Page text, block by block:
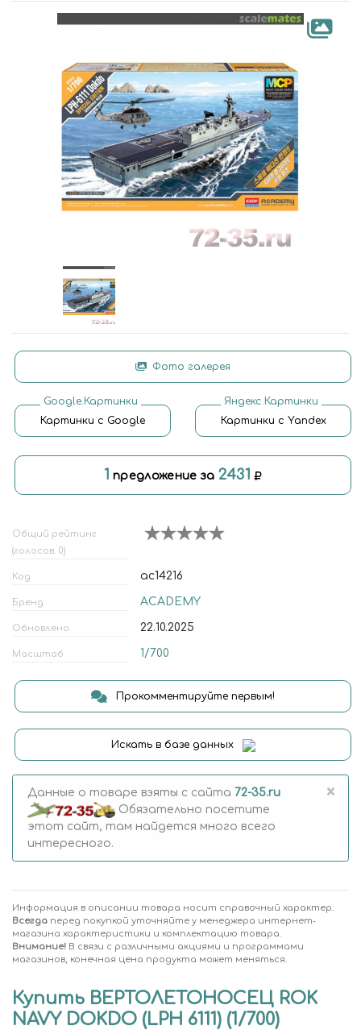
Фото галерея
Google.Картинки
Картинки с Google
Яндекс.Картинки
Картинки с Yandex
1 предложение за 2431
Общий рейтинг
(голосов: 0)
Код ac14216
Бренд ACADEMY
Обновлено 22.10.2025
Масштаб 1/700
Прокомментируйте первым!
Искать в базе данных
Данные о товаре взяты с сайта 72-35.ru
Обязательно посетите
этот сайт, там найдется много всего
интересного.
×
Информация в описании товара носит справочный характер.
Всегда перед покупкой уточняйте у менеджера интернет-
магазина характеристики и комплектацию товара.
Внимание! В связи с различными акциями и программами
магазинов, конечная цена продукта может меняться.
Купить ВЕРТОЛЕТОНОСЕЦ ROK
NAVY DOKDO (LPH 6111) (1/700)